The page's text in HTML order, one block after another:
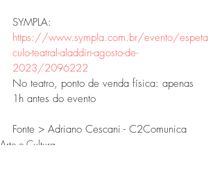
SYMPLA:
https://www.sympla.com.br/evento/espeta
culo-teatral-aladdin-agosto-de-
2023/2096222
No teatro, ponto de venda física: apenas
1h antes do evento
Fonte > Adriano Cescani - C2Comunica
Arte e Cultura